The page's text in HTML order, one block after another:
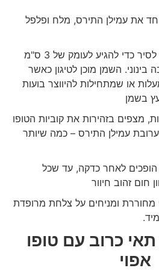
עמילן התירס, מלח ופלפל
יוצקים מספיק שמן לסיר כדי להגיע לעומק של 3 ס"מ
השמן מוכן לטיגון כאשר
ל- 175 מעלות או שמתחילות להיווצר בועות
בזהירות את קוביות הטופו
עמילן התירס – כמה שיותר
לאחר כדקה, עד שכל
זהוב חיוור
ומניחים על צלחת מרופדת
כרוב עם טופו
אפוי